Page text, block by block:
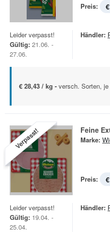
Preis:
Leider verpasst!
Gültig: 21.06. -
27.06.
Händler:
€ 28,43 / kg - versch. Sorten,
Verpasst! Feine
Marke:
Preis:
Leider verpasst!
Gültig: 19.04. -
25.04.
Händler: